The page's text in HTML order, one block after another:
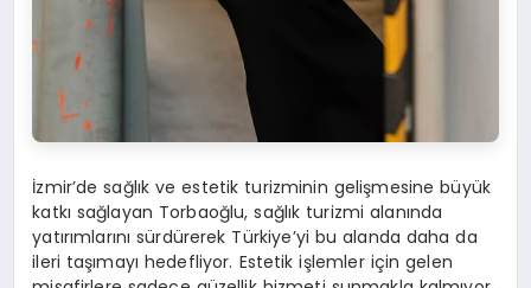
İzmir’de sağlık ve estetik turizminin gelişmesine büyük
katkı sağlayan Torbaoğlu, sağlık turizmi alanında
yatırımlarını sürdürerek Türkiye’yi bu alanda daha da
ileri taşımayı hedefliyor. Estetik işlemler için gelen